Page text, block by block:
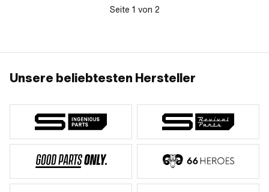
Seite 1 von 2
Unsere beliebtesten Hersteller